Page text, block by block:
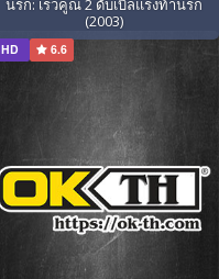
นรก: เร็วคูณ 2 ดับเบิ้ลแรงท้านรก
(2003)
HD 6.6